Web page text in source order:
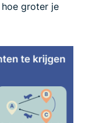
groter je